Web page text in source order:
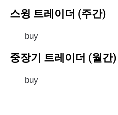
스윙 트레이더 (주간)
buy
중장기 트레이더 (월간)
buy